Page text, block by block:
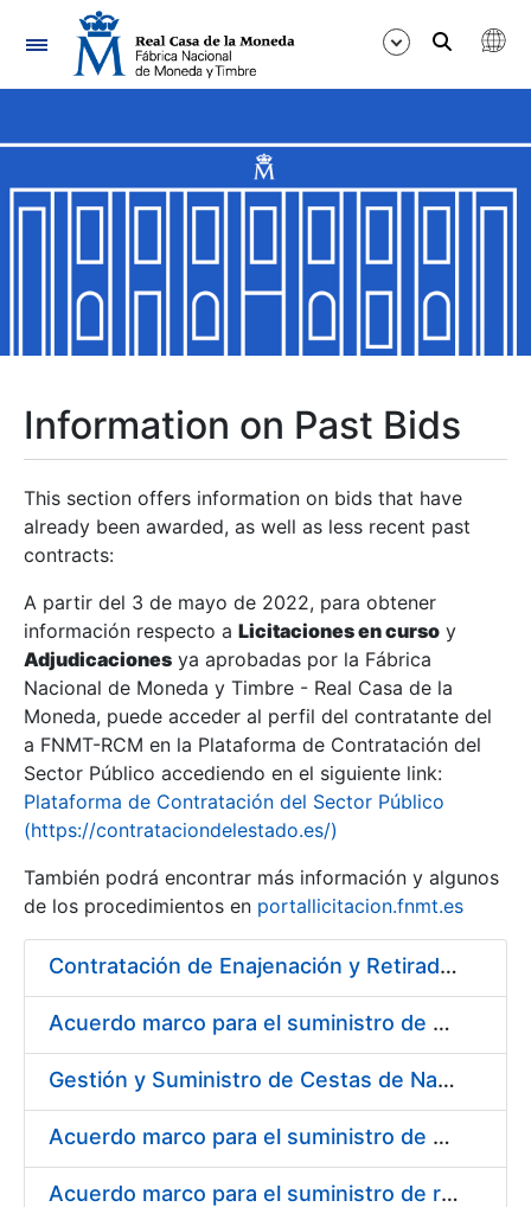
Navigation
Show/Hide
Show/Hide
Show/Hide
Show/Hide
Show/Hide
Show/Hide
Information on Past Bids
This section offers information on bids that have
already been awarded, as well as less recent past
contracts:
A partir del 3 de mayo de 2022, para obtener
información respecto a Licitaciones en curso y
Adjudicaciones ya aprobadas por la Fábrica
Nacional de Moneda y Timbre - Real Casa de la
Moneda, puede acceder al perfil del contratante del
a FNMT-RCM en la Plataforma de Contratación del
Sector Público accediendo en el siguiente link:
Plataforma de Contratación del Sector Público
(https://contrataciondelestado.es/)
También podrá encontrar más información y algunos
de los procedimientos en portallicitacion.fnmt.es
Contratación de Enajenación y Retirada de Chatarra de Hierro, Acero y Chapa de la RCM-FNMT
Acuerdo marco para el suministro de material de electricidad para la FNMT RCM en su sede de Madrid
Gestión y Suministro de Cestas de Navidad para los trabajadores de la Fábrica Nacional de Moneda y Timbre-Real Casa de la Moneda (FNMT-RCM) para el año 2021
Acuerdo marco para el suministro de material de transmisiones de potencia, rodamientos, estanqueidad e hidráulica
Acuerdo marco para el suministro de repuestos específicos de maquinaria